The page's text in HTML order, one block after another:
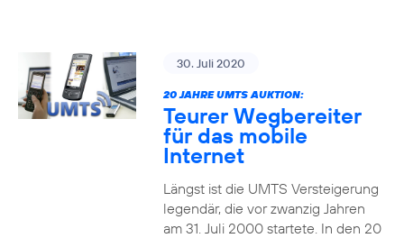
30. Juli 2020
20 JAHRE UMTS AUKTION:
Teurer Wegbereiter
für das mobile
Internet
Längst ist die UMTS Versteigerung
legendär, die vor zwanzig Jahren
am 31. Juli 2000 startete. In den 20